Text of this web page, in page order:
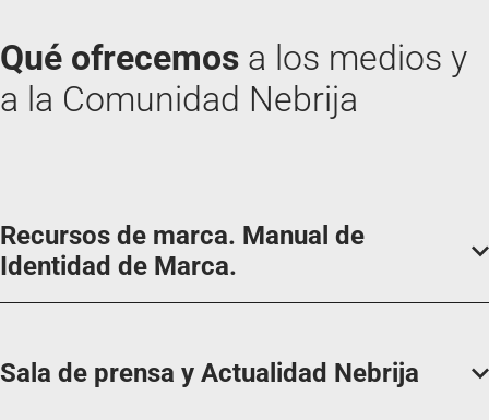
Qué ofrecemos a los medios y
a la Comunidad Nebrija
Recursos de marca. Manual de
Identidad de Marca.
Sala de prensa y Actualidad Nebrija